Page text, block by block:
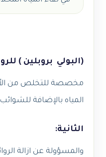
(البولي بروبلين )
مخصصة للتخلص من
المياه بالإضافة
الثانية:
والمسؤولة عن ازالة